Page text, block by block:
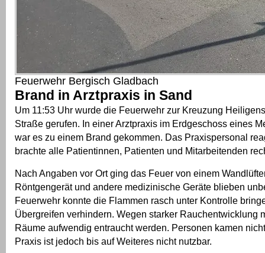
Feuerwehr Bergisch Gladbach
Brand in Arztpraxis in Sand
Um 11:53 Uhr wurde die Feuerwehr zur Kreuzung
Straße gerufen. In einer Arztpraxis im Erdgeschoss eines
war es zu einem Brand gekommen. Das Praxispersonal
brachte alle Patientinnen, Patienten und Mitarbeitenden
Nach Angaben vor Ort ging das Feuer von einem
Röntgengerät und andere medizinische Geräte blieben
Feuerwehr konnte die Flammen rasch unter Kontrolle
Übergreifen verhindern. Wegen starker Rauchentwicklung
Räume aufwendig entraucht werden. Personen kamen
Praxis ist jedoch bis auf Weiteres nicht nutzbar.